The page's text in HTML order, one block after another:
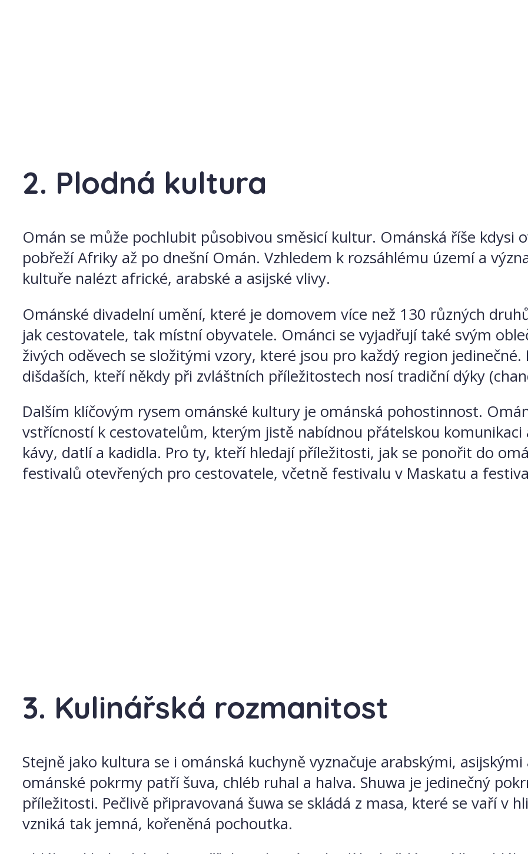
2. Plodná kultura
Omán se může pochlubit působivou směsicí kultur. Ománská říše kdysi
pobřeží Afriky až po dnešní Omán. Vzhledem k rozsáhlému území a
kultuře nalézt africké, arabské a asijské vlivy.
Ománské divadelní umění, které je domovem více než 130 různých
jak cestovatele, tak místní obyvatele. Ománci se vyjadřují také svým
živých oděvech se složitými vzory, které jsou pro každý region
dišdaších, kteří někdy při zvláštních příležitostech nosí tradiční dýky
Dalším klíčovým rysem ománské kultury je ománská pohostinnost.
vstřícností k cestovatelům, kterým jistě nabídnou přátelskou
kávy, datlí a kadidla. Pro ty, kteří hledají příležitosti, jak se ponořit do
festivalů otevřených pro cestovatele, včetně festivalu v Maskatu a
3. Kulinářská rozmanitost
Stejně jako kultura se i ománská kuchyně vyznačuje arabskými,
ománské pokrmy patří šuva, chléb ruhal a halva. Shuwa je jedinečný
příležitosti. Pečlivě připravovaná šuwa se skládá z masa, které se vaří v
vzniká tak jemná, kořeněná pochoutka.